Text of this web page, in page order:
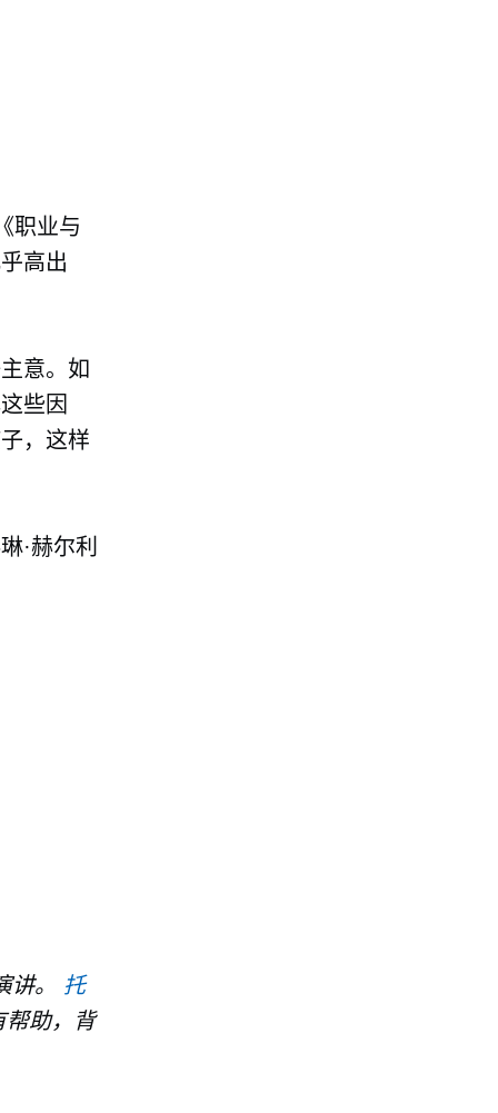
职业与
高出
意。如
些因
，这样
·赫尔利
讲。
托
助，背